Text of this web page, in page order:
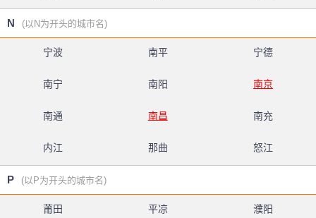
N (以N为开头的城市名)
宁波 南平 宁德
南宁 南阳 南京
南通 南昌 南充
内江 那曲 怒江
P (以P为开头的城市名)
莆田 平凉 濮阳